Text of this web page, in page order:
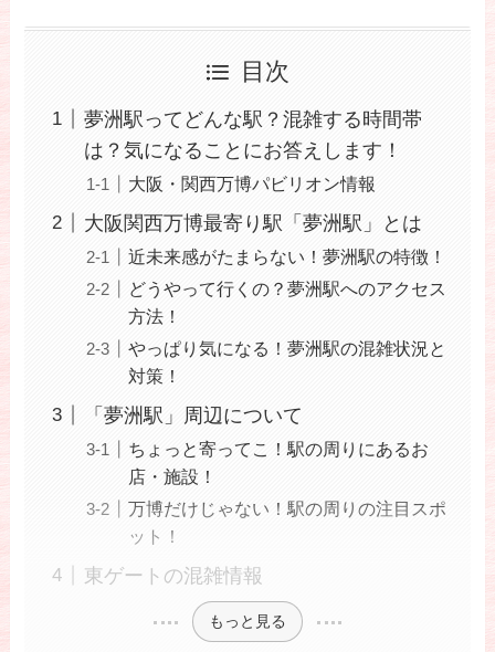
目次
夢洲駅ってどんな駅？混雑する時間帯
は？気になることにお答えします！
大阪・関西万博パビリオン情報
大阪関西万博最寄り駅「夢洲駅」とは
近未来感がたまらない！夢洲駅の特徴！
どうやって行くの？夢洲駅へのアクセス
方法！
やっぱり気になる！夢洲駅の混雑状況と
対策！
「夢洲駅」周辺について
ちょっと寄ってこ！駅の周りにあるお
店・施設！
万博だけじゃない！駅の周りの注目スポ
ット！
東ゲートの混雑情報
もっと見る